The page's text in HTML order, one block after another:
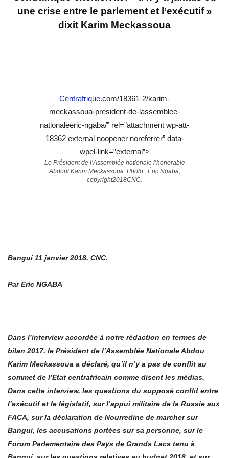
une crise entre le parlement et l’exécutif »
dixit Karim Meckassoua
Centrafrique.com/18361-2/karim-
meckassoua-president-de-lassemblee-
nationaleeric-ngaba/” rel=”attachment wp-att-
18362 external noopener noreferrer” data-
wpel-link=”external”>
Le Président de l’Assemblée nationale l’honorable
Abdoul Karim Meckassoua. Photo : Éric Ngaba,
copyright2018CNC.
Bangui 11 janvier 2018, CNC.
Par Eric NGABA
Dans l’interview accordée à notre rédaction en termes de
bilan 2017, le Président de l’Assemblée Nationale Abdou
Karim Meckassoua a déclaré, qu’il n’y a pas de conflit au
sommet de l’Etat centrafricain comme disent les médias.
Dans cette interview, les questions du supposé conflit entre
l’exécutif et le législatif, sur l’appui militaire de la Russie aux
FACA, sur la déclaration de Nourredine de marcher sur
Bangui, les accusations portées sur sa personne, sur le
Forum Parlementaire des Pays de Grands Lacs tenu à